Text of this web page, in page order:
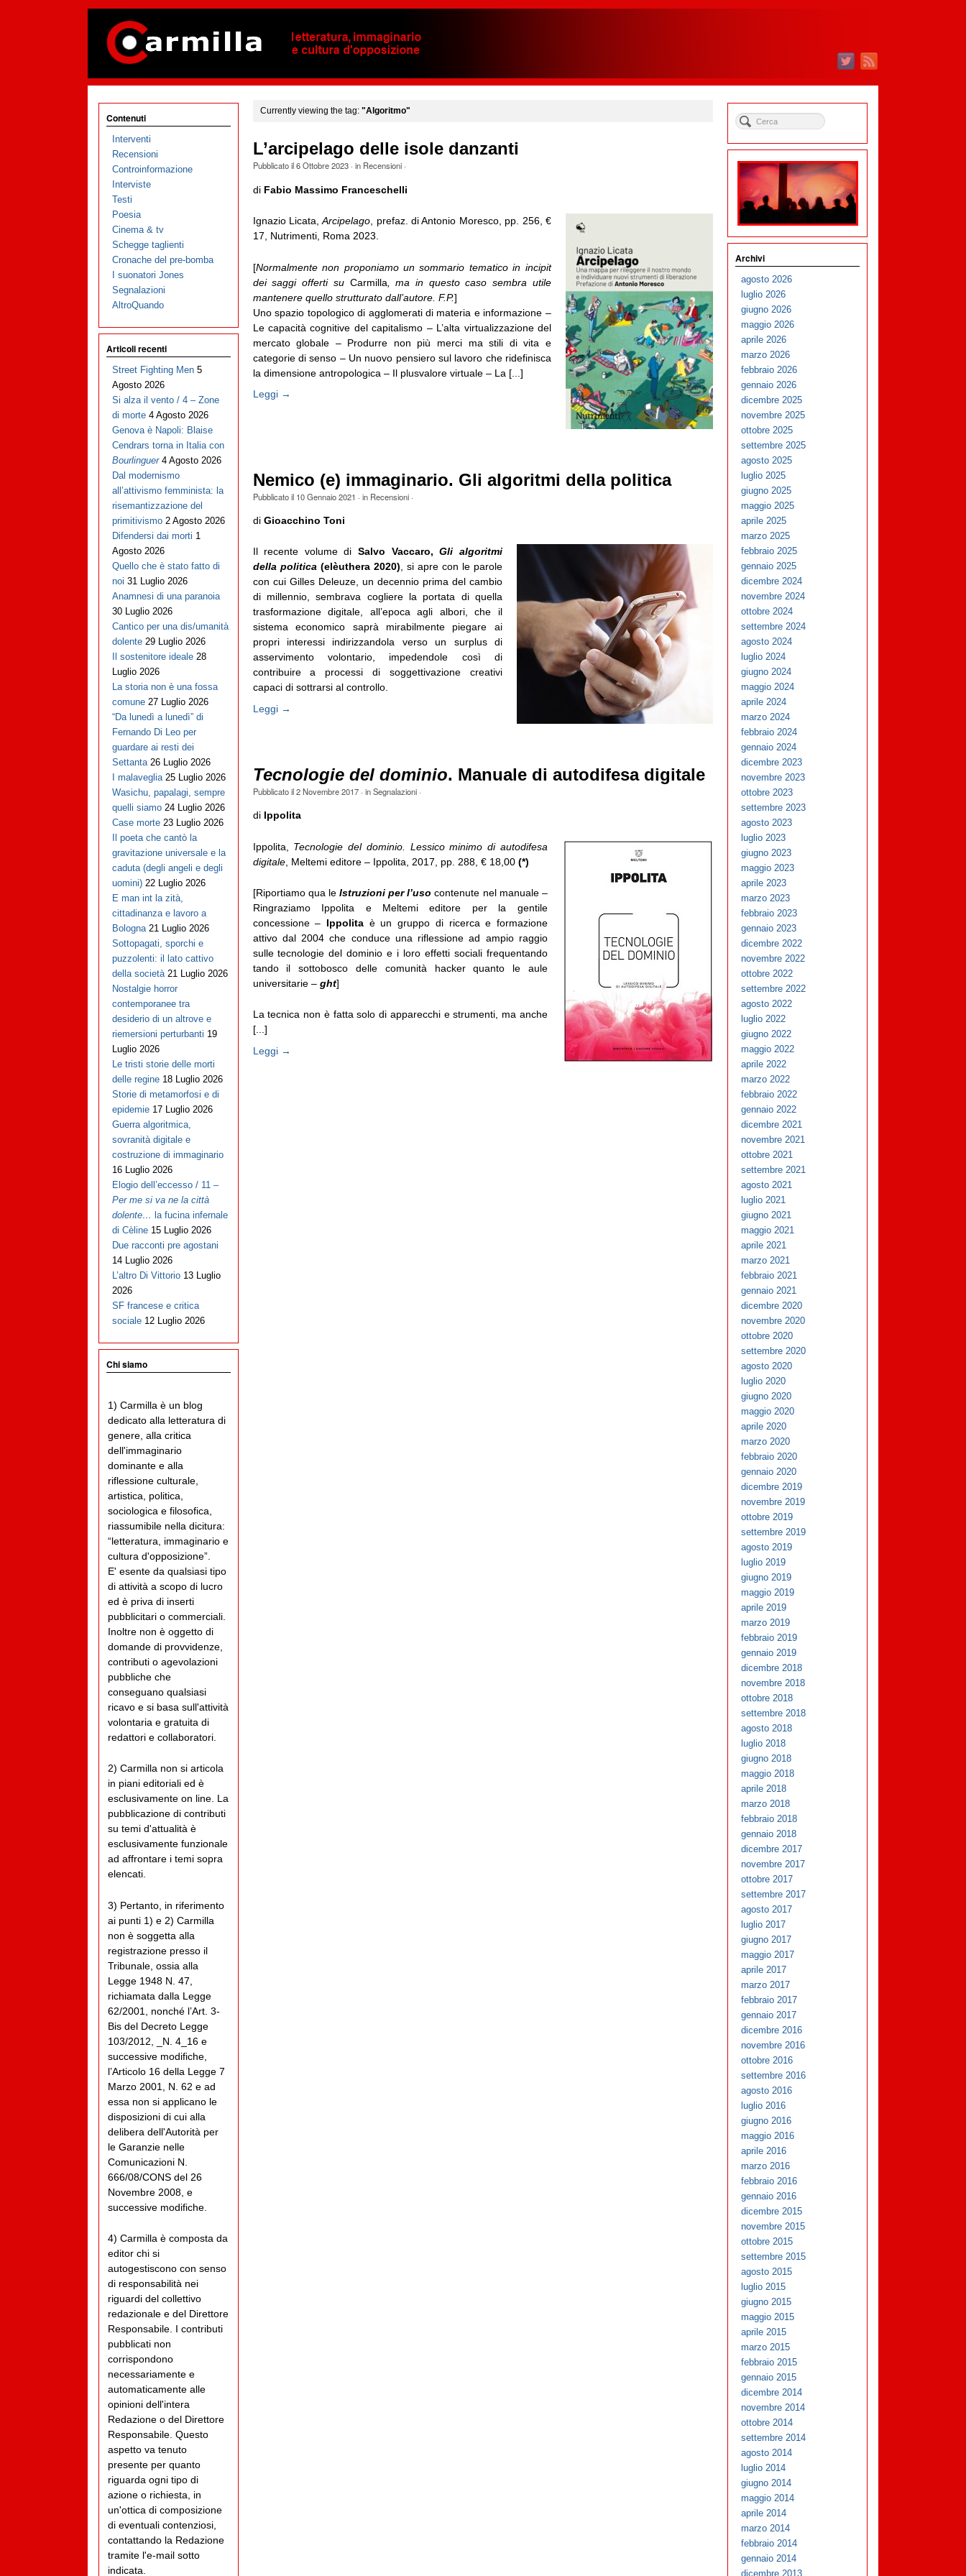
Currently viewing the tag: "Algoritmo"
L’arcipelago delle isole danzanti
Pubblicato il6 Ottobre 2023· in Recensioni·
di Fabio Massimo Franceschelli
Ignazio Licata,Arcipelago , prefaz. di Antonio Moresco, pp. 256, €
17, Nutrimenti, Roma 2023.
[Normalmente non proponiamo un sommario tematico in incipit
dei saggi offerti su Carmilla , ma in questo caso sembra utile
mantenere quello strutturato dall’autore. F.P.]
Uno spazio topologico di agglomerati di materia e informazione –
Le capacità cognitive del capitalismo – L’alta virtualizzazione del
mercato globale – Produrre non più merci ma stili di vita e
categorie di senso – Un nuovo pensiero sul lavoro che ridefinisca
la dimensione antropologica – Il plusvalore virtuale – La [...]
Leggi →
Nemico (e) immaginario. Gli algoritmi della politica
Pubblicato il 10 Gennaio 2021 · in Recensioni·
di Gioacchino Toni
Il recente volume diSalvo Vaccaro,Gli algoritmi
della politica(elèuthera 2020), si apre con le parole
con cui Gilles Deleuze, un decennio prima del cambio
di millennio, sembrava cogliere la portata di quella
trasformazione digitale, all’epoca agli albori, che il
sistema economico saprà mirabilmente piegare ai
propri interessi indirizzandola verso un surplus di
asservimento volontario, impedendole così di
contribuire a processi di soggettivazione creativi
capaci di sottrarsi al controllo.
Leggi →
Tecnologie del dominio. Manuale di autodifesa digitale
Pubblicato il2 Novembre 2017· inSegnalazioni·
diIppolita
Ippolita, Tecnologie del dominio. Lessico minimo di autodifesa
digitale, Meltemi editore – Ippolita, 2017, pp. 288, € 18,00 (*)
[Riportiamo qua leIstruzioni per l’uso contenute nel manuale –
Ringraziamo Ippolita e Meltemi editore per la gentile
concessione – Ippolitaè un gruppo di ricerca e formazione
attivo dal 2004 che conduce una riflessione ad ampio raggio
sulle tecnologie del dominio e i loro effetti sociali frequentando
tando il sottobosco delle comunità hacker quanto le aule
universitarie – ght]
La tecnica non è fatta solo di apparecchi e strumenti, ma anche
[...]
Leggi →
Contenuti
Interventi
Recensioni
Controinformazione
Interviste
Testi
Poesia
Cinema & tv
Schegge taglienti
Cronache del pre-bomba
I suonatori Jones
Segnalazioni
AltroQuando
Articoli recenti
Street Fighting Men 5
Agosto 2026
Si alza il vento / 4 – Zone
di morte 4 Agosto 2026
Genova è Napoli: Blaise
Cendrars torna in Italia con
Bourlinguer 4 Agosto 2026
Dal modernismo
all’attivismo femminista: la
risemantizzazione del
primitivismo 2 Agosto 2026
Difendersi dai morti 1
Agosto 2026
Quello che è stato fatto di
noi 31 Luglio 2026
Anamnesi di una paranoia
30 Luglio 2026
Cantico per una dis/umanità
dolente 29 Luglio 2026
Il sostenitore ideale 28
Luglio 2026
La storia non è una fossa
comune 27 Luglio 2026
“Da lunedì a lunedì” di
Fernando Di Leo per
guardare ai resti dei
Settanta 26 Luglio 2026
I malaveglia 25 Luglio 2026
Wasichu, papalagi, sempre
quelli siamo 24 Luglio 2026
Case morte 23 Luglio 2026
Il poeta che cantò la
gravitazione universale e la
caduta (degli angeli e degli
uomini) 22 Luglio 2026
E man int la zità,
cittadinanza e lavoro a
Bologna 21 Luglio 2026
Sottopagati, sporchi e
puzzolenti: il lato cattivo
della società 21 Luglio 2026
Nostalgie horror
contemporanee tra
desiderio di un altrove e
riemersioni perturbanti 19
Luglio 2026
Le tristi storie delle morti
delle regine 18 Luglio 2026
Storie di metamorfosi e di
epidemie 17 Luglio 2026
Guerra algoritmica,
sovranità digitale e
costruzione di immaginario
16 Luglio 2026
Elogio dell’eccesso / 11 –
Per me si va ne la città
dolente… la fucina infernale
di Cèline 15 Luglio 2026
Due racconti pre agostani
14 Luglio 2026
L’altro Di Vittorio 13 Luglio
2026
SF francese e critica
sociale 12 Luglio 2026
Chi siamo
1) Carmilla è un blog
dedicato alla letteratura di
genere, alla critica
dell'immaginario
dominante e alla
riflessione culturale,
artistica, politica,
sociologica e filosofica,
riassumibile nella dicitura:
“letteratura, immaginario e
cultura d'opposizione”.
E' esente da qualsiasi tipo
di attività a scopo di lucro
ed è priva di inserti
pubblicitari o commerciali.
Inoltre non è oggetto di
domande di provvidenze,
contributi o agevolazioni
pubbliche che
conseguano qualsiasi
ricavo e si basa sull'attività
volontaria e gratuita di
redattori e collaboratori.
2) Carmilla non si articola
in piani editoriali ed è
esclusivamente on line. La
pubblicazione di contributi
su temi d'attualità è
esclusivamente funzionale
ad affrontare i temi sopra
elencati.
3) Pertanto, in riferimento
ai punti 1) e 2) Carmilla
non è soggetta alla
registrazione presso il
Tribunale, ossia alla
Legge 1948 N. 47,
richiamata dalla Legge
62/2001, nonché l’Art. 3-
Bis del Decreto Legge
103/2012, _N. 4_16 e
successive modifiche,
l’Articolo 16 della Legge 7
Marzo 2001, N. 62 e ad
essa non si applicano le
disposizioni di cui alla
delibera dell'Autorità per
le Garanzie nelle
Comunicazioni N.
666/08/CONS del 26
Novembre 2008, e
successive modifiche.
4) Carmilla è composta da
editor chi si
autogestiscono con senso
di responsabilità nei
riguardi del collettivo
redazionale e del Direttore
Responsabile. I contributi
pubblicati non
corrispondono
necessariamente e
automaticamente alle
opinioni dell'intera
Redazione o del Direttore
Responsabile. Questo
aspetto va tenuto
presente per quanto
riguarda ogni tipo di
azione o richiesta, in
un'ottica di composizione
di eventuali contenziosi,
contattando la Redazione
tramite l'e-mail sotto
indicata.
Archivi
agosto 2026
luglio 2026
giugno 2026
maggio 2026
aprile 2026
marzo 2026
febbraio 2026
gennaio 2026
dicembre 2025
novembre 2025
ottobre 2025
settembre 2025
agosto 2025
luglio 2025
giugno 2025
maggio 2025
aprile 2025
marzo 2025
febbraio 2025
gennaio 2025
dicembre 2024
novembre 2024
ottobre 2024
settembre 2024
agosto 2024
luglio 2024
giugno 2024
maggio 2024
aprile 2024
marzo 2024
febbraio 2024
gennaio 2024
dicembre 2023
novembre 2023
ottobre 2023
settembre 2023
agosto 2023
luglio 2023
giugno 2023
maggio 2023
aprile 2023
marzo 2023
febbraio 2023
gennaio 2023
dicembre 2022
novembre 2022
ottobre 2022
settembre 2022
agosto 2022
luglio 2022
giugno 2022
maggio 2022
aprile 2022
marzo 2022
febbraio 2022
gennaio 2022
dicembre 2021
novembre 2021
ottobre 2021
settembre 2021
agosto 2021
luglio 2021
giugno 2021
maggio 2021
aprile 2021
marzo 2021
febbraio 2021
gennaio 2021
dicembre 2020
novembre 2020
ottobre 2020
settembre 2020
agosto 2020
luglio 2020
giugno 2020
maggio 2020
aprile 2020
marzo 2020
febbraio 2020
gennaio 2020
dicembre 2019
novembre 2019
ottobre 2019
settembre 2019
agosto 2019
luglio 2019
giugno 2019
maggio 2019
aprile 2019
marzo 2019
febbraio 2019
gennaio 2019
dicembre 2018
novembre 2018
ottobre 2018
settembre 2018
agosto 2018
luglio 2018
giugno 2018
maggio 2018
aprile 2018
marzo 2018
febbraio 2018
gennaio 2018
dicembre 2017
novembre 2017
ottobre 2017
settembre 2017
agosto 2017
luglio 2017
giugno 2017
maggio 2017
aprile 2017
marzo 2017
febbraio 2017
gennaio 2017
dicembre 2016
novembre 2016
ottobre 2016
settembre 2016
agosto 2016
luglio 2016
giugno 2016
maggio 2016
aprile 2016
marzo 2016
febbraio 2016
gennaio 2016
dicembre 2015
novembre 2015
ottobre 2015
settembre 2015
agosto 2015
luglio 2015
giugno 2015
maggio 2015
aprile 2015
marzo 2015
febbraio 2015
gennaio 2015
dicembre 2014
novembre 2014
ottobre 2014
settembre 2014
agosto 2014
luglio 2014
giugno 2014
maggio 2014
aprile 2014
marzo 2014
febbraio 2014
gennaio 2014
dicembre 2013